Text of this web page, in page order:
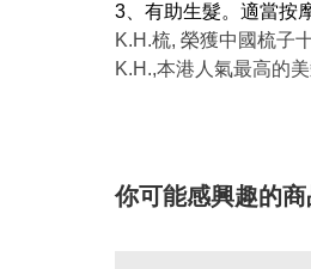
3、有助生髮。適當按
K.H.梳, 榮獲中國梳子
K.H.,本港人氣最高的
你可能感興趣的商